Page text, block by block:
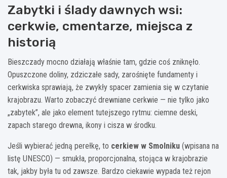
Zabytki i ślady dawnych wsi:
cerkwie, cmentarze, miejsca z
historią
Bieszczady mocno działają właśnie tam, gdzie coś zniknęło.
Opuszczone doliny, zdziczałe sady, zarośnięte fundamenty i
cerkwiska sprawiają, że zwykły spacer zamienia się w czytanie
krajobrazu. Warto zobaczyć drewniane cerkwie — nie tylko jako
„zabytek”, ale jako element tutejszego rytmu: ciemne deski,
zapach starego drewna, ikony i cisza w środku.
Jeśli wybierać jedną perełkę, to cerkiew w Smolniku (wpisana na
listę UNESCO) — smukła, proporcjonalna, stojąca w krajobrazie
tak, jakby była tu od zawsze. Bardzo ciekawie wypada też rejon